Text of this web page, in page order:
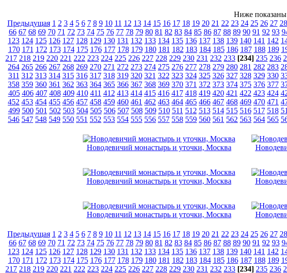
Ниже показаны
Предыдущая 1 2 3 4 5 6 7 8 9 10 11 12 13 14 15 16 17 18 19 20 21 22 23 24 25 26 27 28
66 67 68 69 70 71 72 73 74 75 76 77 78 79 80 81 82 83 84 85 86 87 88 89 90 91 92 93
123 124 125 126 127 128 129 130 131 132 133 134 135 136 137 138 139 140 141 142
170 171 172 173 174 175 176 177 178 179 180 181 182 183 184 185 186 187 188 189
217 218 219 220 221 222 223 224 225 226 227 228 229 230 231 232 233 [234] 235 236
264 265 266 267 268 269 270 271 272 273 274 275 276 277 278 279 280 281 282 283
311 312 313 314 315 316 317 318 319 320 321 322 323 324 325 326 327 328 329 330
358 359 360 361 362 363 364 365 366 367 368 369 370 371 372 373 374 375 376 377
405 406 407 408 409 410 411 412 413 414 415 416 417 418 419 420 421 422 423 424
452 453 454 455 456 457 458 459 460 461 462 463 464 465 466 467 468 469 470 471
499 500 501 502 503 504 505 506 507 508 509 510 511 512 513 514 515 516 517 518
546 547 548 549 550 551 552 553 554 555 556 557 558 559 560 561 562 563 564 565
Новодевичий монастырь и уточки, Москва
Новодевичий монастырь и уточки, Москва
Новодевичий монастырь и уточки, Москва
Предыдущая 1 2 3 4 5 6 7 8 9 10 11 12 13 14 15 16 17 18 19 20 21 22 23 24 25 26 27 28
66 67 68 69 70 71 72 73 74 75 76 77 78 79 80 81 82 83 84 85 86 87 88 89 90 91 92 93
123 124 125 126 127 128 129 130 131 132 133 134 135 136 137 138 139 140 141 142
170 171 172 173 174 175 176 177 178 179 180 181 182 183 184 185 186 187 188 189
217 218 219 220 221 222 223 224 225 226 227 228 229 230 231 232 233 [234] 235 236